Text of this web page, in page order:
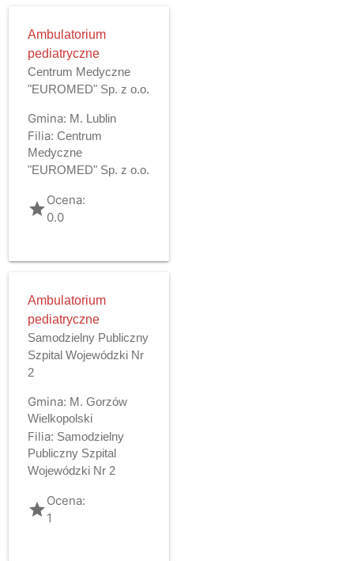
Ambulatorium
pediatryczne
Centrum Medyczne
"EUROMED" Sp. z o.o.
Gmina: M. Lublin
Filia: Centrum
Medyczne
"EUROMED" Sp. z o.o.
gradeOcena:
0.0
Ambulatorium
pediatryczne
Samodzielny Publiczny
Szpital Wojewódzki Nr
2
Gmina: M. Gorzów
Wielkopolski
Filia: Samodzielny
Publiczny Szpital
Wojewódzki Nr 2
gradeOcena:
1